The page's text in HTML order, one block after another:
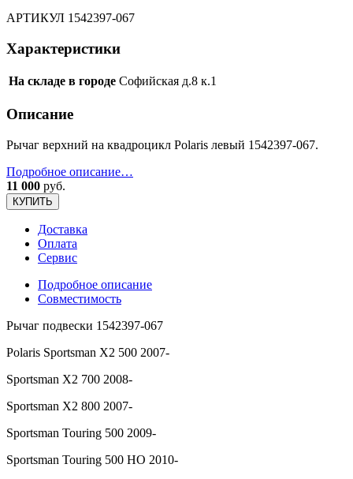
АРТИКУЛ 1542397-067
Характеристики
На складе в городе Софийская д.8 к.1
Описание
Рычаг верхний на квадроцикл Polaris левый 1542397-067.
Подробное описание…
11 000 руб.
КУПИТЬ
Доставка
Оплата
Сервис
Подробное описание
Совместимость
Рычаг подвески 1542397-067
Polaris Sportsman X2 500 2007-
Sportsman X2 700 2008-
Sportsman X2 800 2007-
Sportsman Touring 500 2009-
Sportsman Touring 500 HO 2010-